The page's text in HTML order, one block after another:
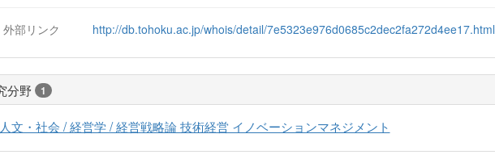
外部リンク http://db.tohoku.ac.jp/whois/detail/7e5323e976d0685c2dec2fa272d4ee17.html
分野 1
文・社会 / 経営学 / 経営戦略論 技術経営 イノベーションマネジメント